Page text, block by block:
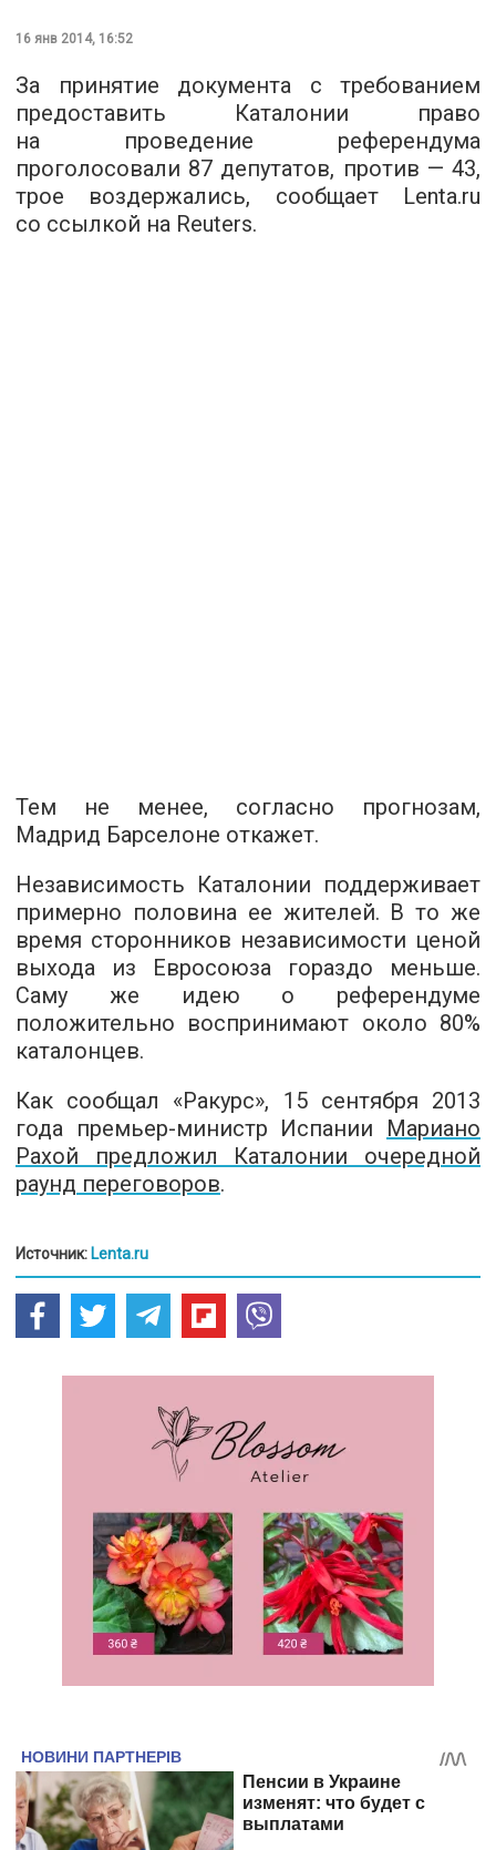
16 янв 2014, 16:52
За принятие документа с требованием
предоставить Каталонии право
на проведение референдума
проголосовали 87 депутатов, против — 43,
трое воздержались, сообщает Lenta.ru
со ссылкой на Reuters.
Тем не менее, согласно прогнозам,
Мадрид Барселоне откажет.
Независимость Каталонии поддерживает
примерно половина ее жителей. В то же
время сторонников независимости ценой
выхода из Евросоюза гораздо меньше.
Саму же идею о референдуме
положительно воспринимают около 80%
каталонцев.
Как сообщал «Ракурс», 15 сентября 2013
года премьер-министр Испании Мариано
Рахой предложил Каталонии очередной
раунд переговоров.
Источник: Lenta.ru